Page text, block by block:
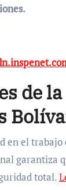
de
en el
garantiza
total.